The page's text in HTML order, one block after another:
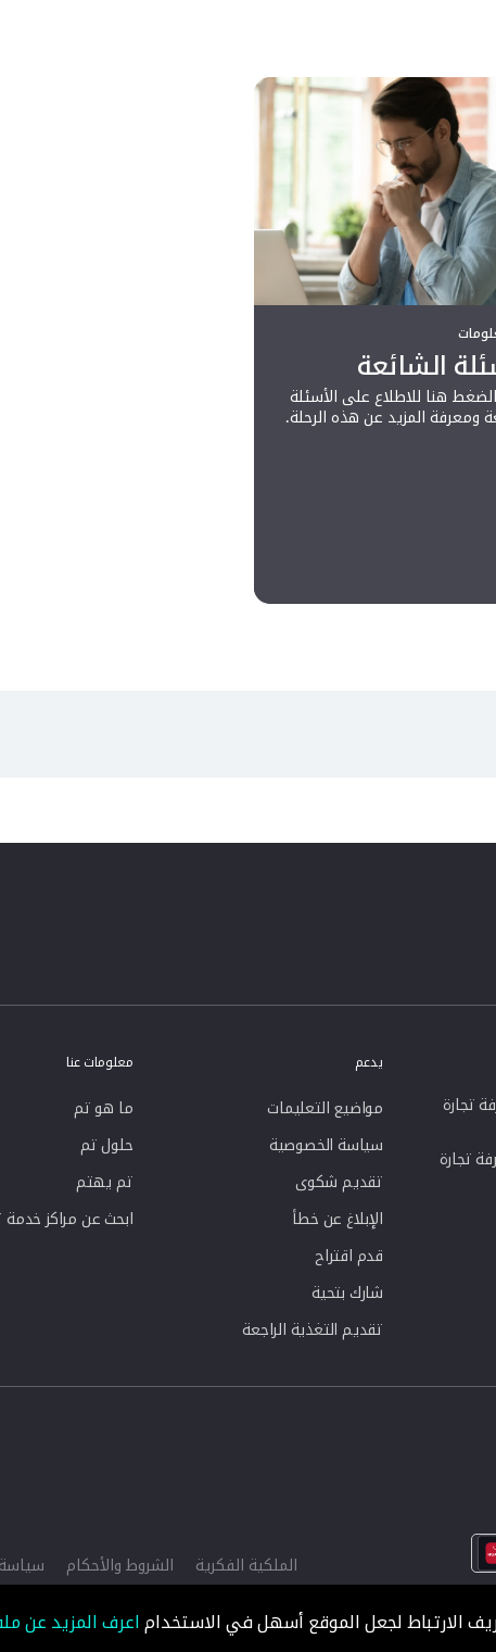
الشائعة
هنا للاطلاع على الأسئلة
ومعرفة المزيد عن هذه الرحلة.
الارتباط لجعل الموقع أسهل في الاستخدام اعرف المزيد عن
تجارة
تجارة
يدعم
مواضيع التعليمات
سياسة الخصوصية
تقديم شكوى
الإبلاغ عن خطأ
قدم اقتراح
شارك بتحية
تقديم التغذية الراجعة
معلومات عنا
ما هو تم
حلول تم
تم يهتم
ابحث عن مراكز خدمة
الملكية الفكرية الشروط والأحكام